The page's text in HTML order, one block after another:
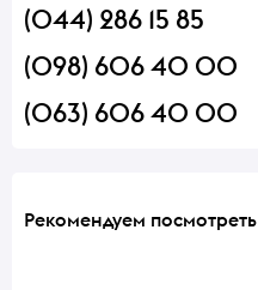
(044) 286 15 85
(098) 606 40 00
(063) 606 40 00
Рекомендуем посмотреть